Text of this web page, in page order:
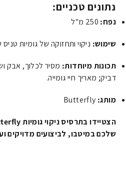
נתונים טכניים:
נפח:
שימוש: ניקוי ותחזוקה של גומיות טניס
תכונות מיוחדות: מסיר לכלוך, אבק
דביק; מאריך חיי גומייה.
מותג:
שלכם במיטבו, לביצועים מדויקים